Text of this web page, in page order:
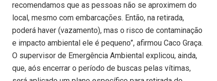
recomendamos que as pessoas não se aproximem do
local, mesmo com embarcações. Então, na retirada,
poderá haver (vazamento), mas o risco de contaminação
e impacto ambiental ele é pequeno”, afirmou Caco Graça.
O supervisor de Emergência Ambiental explicou, ainda,
que, aós encerrar o período de buscas pelas vítimas,